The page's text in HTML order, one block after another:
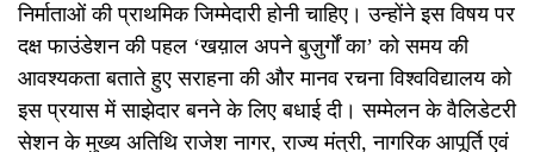
निर्माताओं की प्राथमिक जिम्मेदारी होनी चाहिए। उन्होंने इस विषय पर
दक्ष फाउंडेशन की पहल ‘खय़ाल अपने बुज़ुर्गों का’ को समय की
आवश्यकता बताते हुए सराहना की और मानव रचना विश्वविद्यालय को
इस प्रयास में साझेदार बनने के लिए बधाई दी। सम्मेलन के वैलिडेटरी
सेशन के मुख्य अतिथि राजेश नागर, राज्य मंत्री, नागरिक आपूर्ति एवं